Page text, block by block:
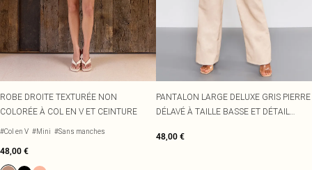
ROBE DROITE TEXTURÉE NON
COLORÉE À COL EN V ET CEINTURE
#Col en V #Mini #Sans manches
48,00 €
PANTALON LARGE DELUXE GRIS PIERRE
DÉLAVÉ À TAILLE BASSE ET DÉTAIL
48,00 €